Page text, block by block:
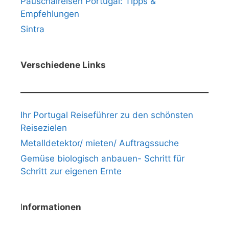
Empfehlungen
Sintra
Verschiedene Links
Ihr Portugal Reiseführer zu den schönsten
Reisezielen
Metalldetektor/ mieten/ Auftragssuche
Gemüse biologisch anbauen- Schritt für
Schritt zur eigenen Ernte
Informationen